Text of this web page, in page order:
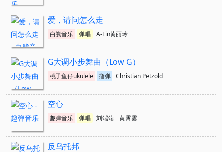
爱，请问怎么走
白熊音乐 弹唱 A-Lin黄丽玲
G大调小步舞曲（Low G）
桃子鱼仔ukulele 指弹 Christian Petzold
空心
趣弹音乐 弹唱 刘端端 黄霄雲
反乌托邦